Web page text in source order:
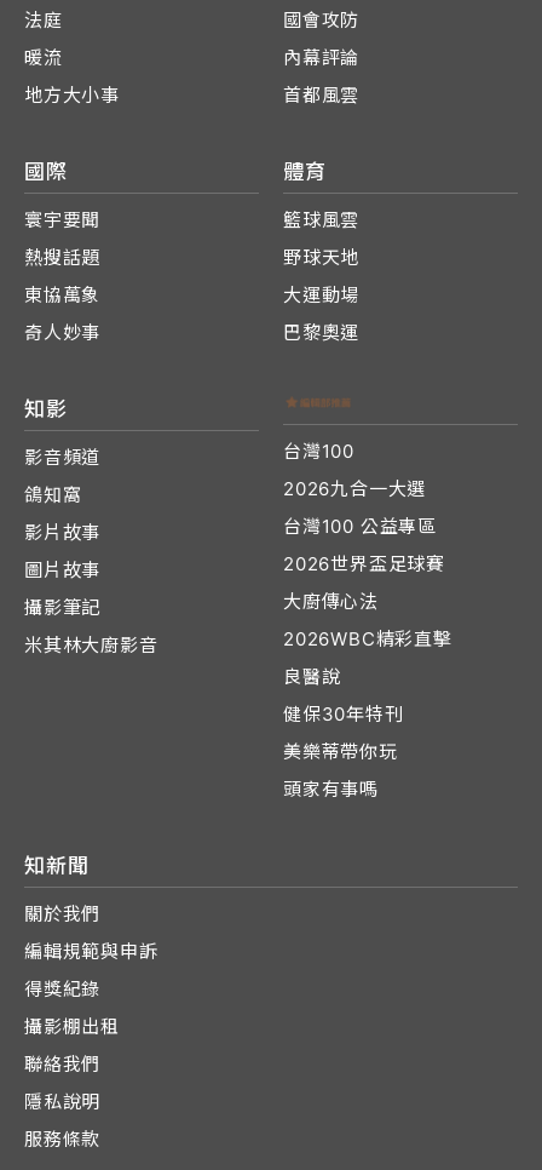
法庭
暖流
地方大小事
國會攻防
內幕評論
首都風雲
國際
寰宇要聞
熱搜話題
東協萬象
奇人妙事
體育
籃球風雲
野球天地
大運動場
巴黎奧運
知影
影音頻道
鴿知窩
影片故事
圖片故事
攝影筆記
米其林大廚影音
台灣100
2026九合一大選
台灣100 公益專區
2026世界盃足球賽
大廚傳心法
2026WBC精彩直擊
良醫說
健保30年特刊
美樂蒂帶你玩
頭家有事嗎
知新聞
關於我們
編輯規範與申訴
得獎紀錄
攝影棚出租
聯絡我們
隱私說明
服務條款